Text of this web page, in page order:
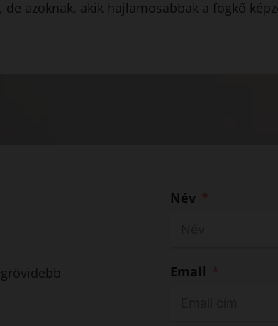
azoknak, akik hajlamosabbak a fogkő
Név
Email